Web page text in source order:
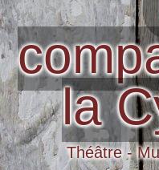
la
Théâtre -